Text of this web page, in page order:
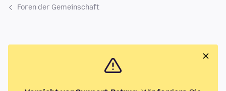
Foren der Gemeinschaft